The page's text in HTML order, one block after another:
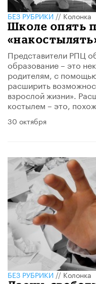
БЕЗ РУБРИКИ//Колонка
Школе опять
Представители РПЦ
образование – это
родителям, с
расширить
взрослой жизни».
костылем – это,
30 октября
БЕЗ РУБРИКИ//Колонка